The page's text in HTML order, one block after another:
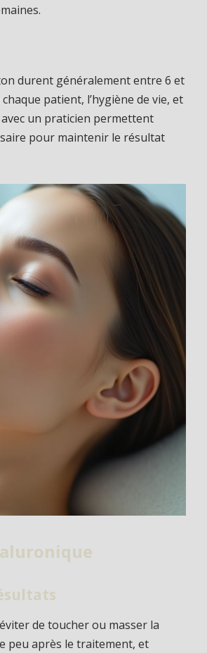
durent généralement entre 6 et
patient, l’hygiène de vie, et
un praticien permettent
pour maintenir le résultat
de toucher ou masser la
peu après le traitement, et